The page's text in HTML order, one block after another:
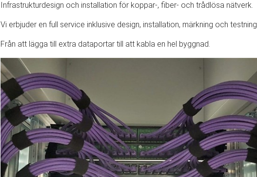
Infrastrukturdesign och installation för koppar-, fiber- och trådlösa nätverk.
Vi erbjuder en full service inklusive design, installation, märkning och testning
Från att lägga till extra dataportar till att kabla en hel byggnad.